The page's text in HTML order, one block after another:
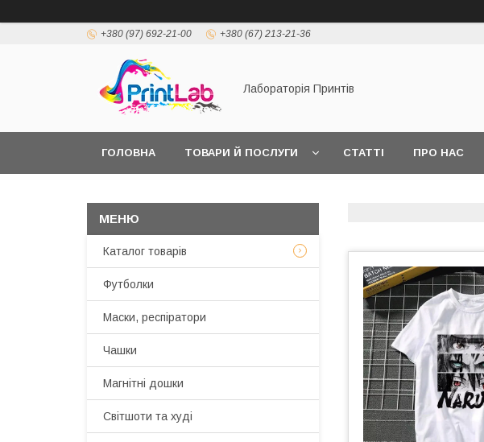
+380 (97) 692-21-00 +380 (67) 213-21-36
Лабораторія Принтів
ГОЛОВНА ТОВАРИ Й ПОСЛУГИ СТАТТІ ПРО НАС
Каталог товарів
Футболки
Маски, респіратори
Чашки
Магнітні дошки
Світшоти та худі